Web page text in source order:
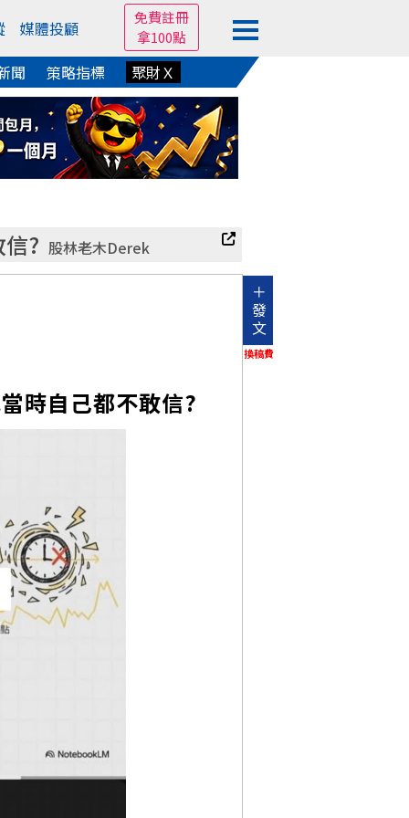
媒體投顧
免費註冊
拿100點
聞 策略指標 聚財Ｘ
? 股林老木Derek
＋
發
文
換稿費
時自己都不敢信?